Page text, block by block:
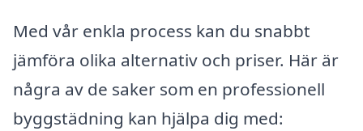
Med vår enkla process kan du snabbt
jämföra olika alternativ och priser. Här är
några av de saker som en professionell
byggstädning kan hjälpa dig med: